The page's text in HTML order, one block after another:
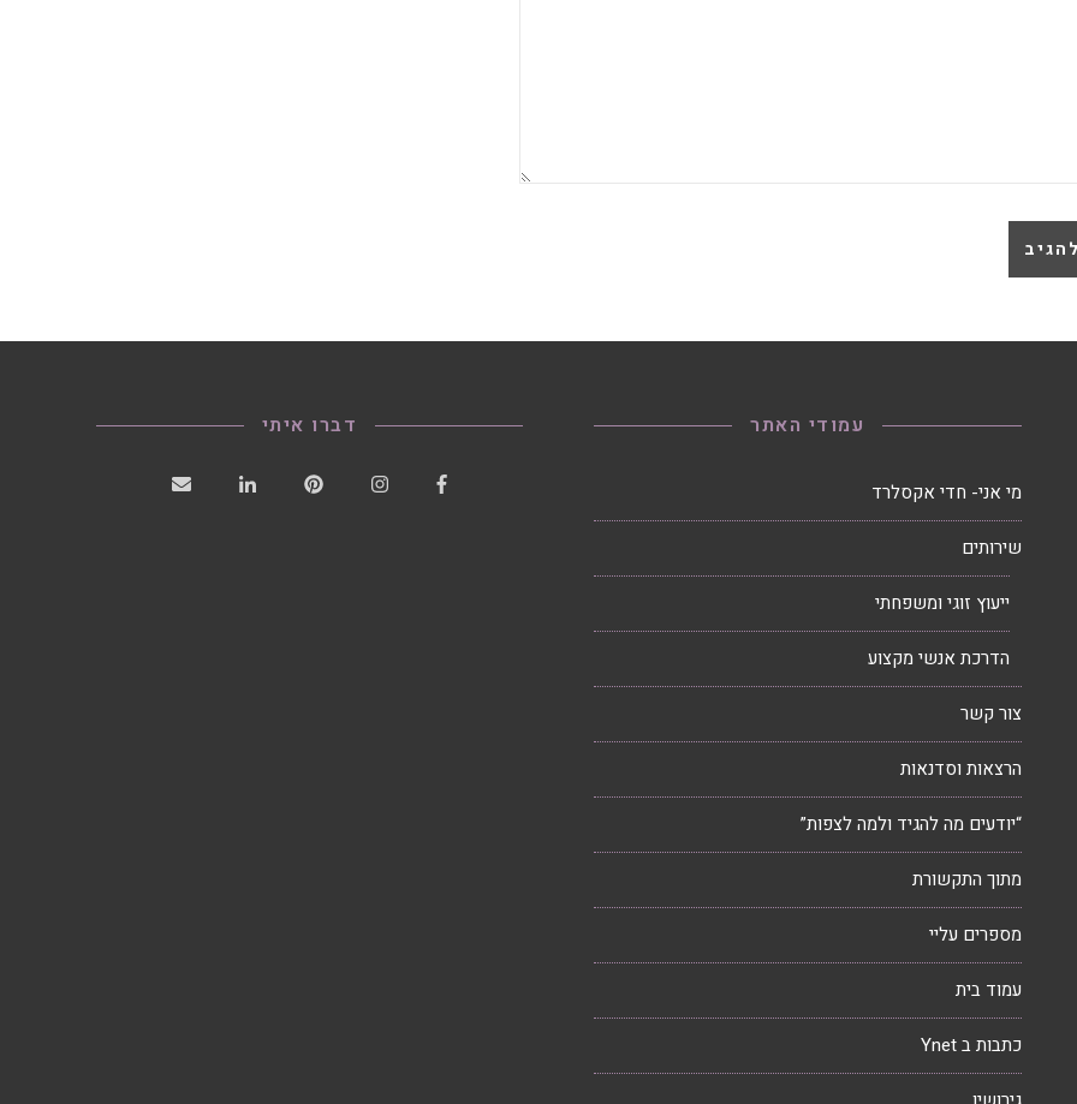
דברו איתי עמודי האתר
מי אני- חדי אקסלרד
שירותים
ייעוץ זוגי ומשפחתי
הדרכת אנשי מקצוע
צור קשר
הרצאות וסדנאות
“יודעים מה להגיד ולמה לצפות”
מתוך התקשורת
מספרים עליי
עמוד בית
כתבות ב Ynet